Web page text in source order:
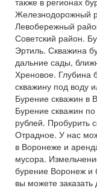
Железнодорожный
Левобережный
Советский район.
Эртиль. Скважина
дальние сады,
Хреновое. Глубина
скважину под воду
Бурение скважин в
Бурение скважин
рублей. Пробурить
Отрадное. У нас
в Воронеже и
мусора.
бурение Воронеж и
вы можете